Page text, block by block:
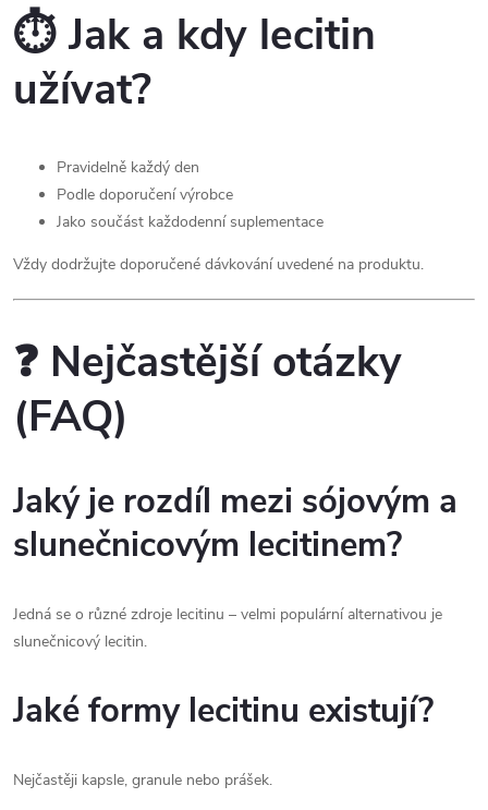
⏱️ Jak a kdy lecitin
užívat?
Pravidelně každý den
Podle doporučení výrobce
Jako součást každodenní suplementace
Vždy dodržujte doporučené dávkování uvedené na produktu.
❓ Nejčastější otázky
(FAQ)
Jaký je rozdíl mezi sójovým a
slunečnicovým lecitinem?
Jedná se o různé zdroje lecitinu – velmi populární alternativou je
slunečnicový lecitin.
Jaké formy lecitinu existují?
Nejčastěji kapsle, granule nebo prášek.